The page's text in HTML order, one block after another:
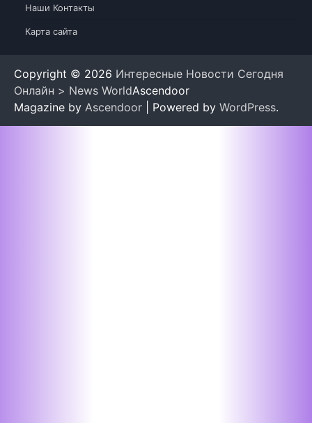
Наши Контакты
Карта сайта
Copyright © 2026 Интересные Новости Сегодня
Онлайн > News WorldAscendoor
Magazine by Ascendoor | Powered by WordPress.